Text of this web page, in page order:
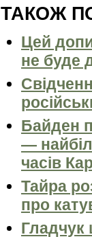
ТАКОЖ
Цей
не буде
Байден
—
часів
Тайра
про
Гладчук